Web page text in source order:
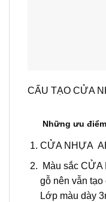
CẤU TẠO CỬA
Những ưu
CỬA NHỰA
Màu sắc
gỗ nên vẫn
Lớp màu dày